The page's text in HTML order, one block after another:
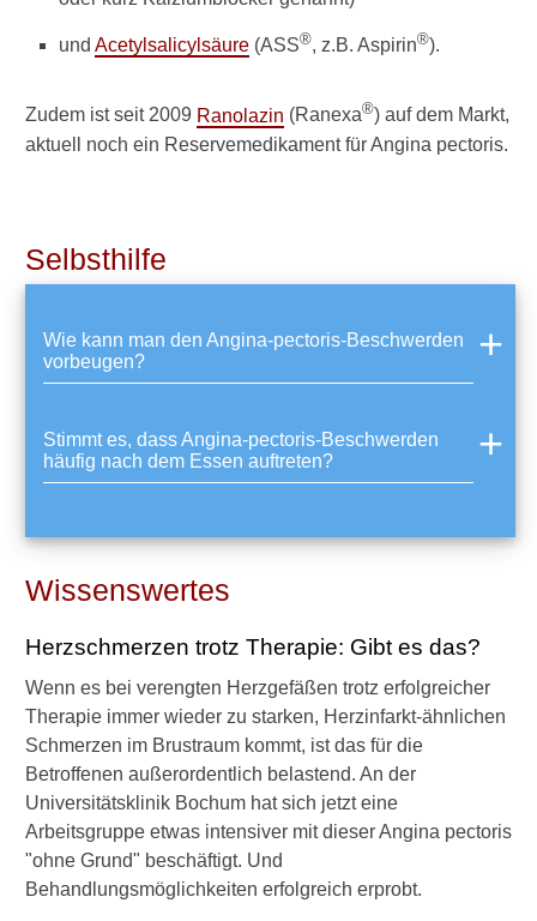
und Acetylsalicylsäure (ASS®, z.B. Aspirin®).
Zudem ist seit 2009 Ranolazin (Ranexa®) auf dem Markt,
aktuell noch ein Reservemedikament für Angina pectoris.
Selbsthilfe
Wie kann man den Angina-pectoris-Beschwerden
vorbeugen?
Stimmt es, dass Angina-pectoris-Beschwerden
häufig nach dem Essen auftreten?
Wissenswertes
Herzschmerzen trotz Therapie: Gibt es das?
Wenn es bei verengten Herzgefäßen trotz erfolgreicher
Therapie immer wieder zu starken, Herzinfarkt-ähnlichen
Schmerzen im Brustraum kommt, ist das für die
Betroffenen außerordentlich belastend. An der
Universitätsklinik Bochum hat sich jetzt eine
Arbeitsgruppe etwas intensiver mit dieser Angina pectoris
"ohne Grund" beschäftigt. Und
Behandlungsmöglichkeiten erfolgreich erprobt.
d
e
g
a
e
t
t
w
e
m
n
i
e
k
o
n
a
r
e